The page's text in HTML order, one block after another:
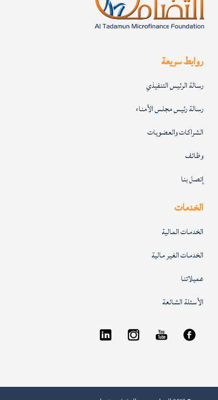
روابط سريعة
رسالة الرئيس التنفيذي
رسالة رئيس مجلس الأمناء
الشراكات والعضويات
وظائف
إتصل بنا
الخدمات
الخدمات المالية
الخدمات الغير مالية
عميلاتنا
الأسئلة الشائعة